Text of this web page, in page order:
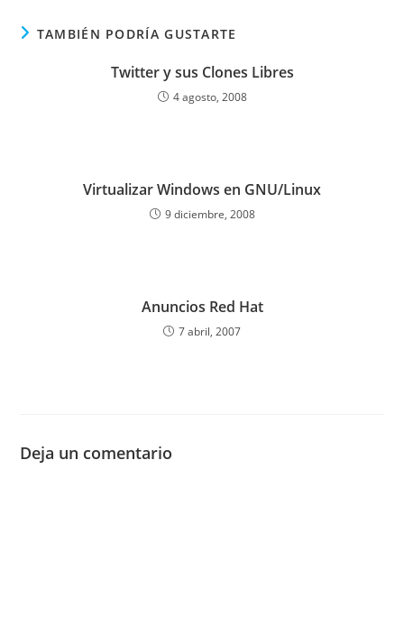
TAMBIÉN PODRÍA GUSTARTE
Twitter y sus Clones Libres
4 agosto, 2008
Virtualizar Windows en GNU/Linux
9 diciembre, 2008
Anuncios Red Hat
7 abril, 2007
Deja un comentario